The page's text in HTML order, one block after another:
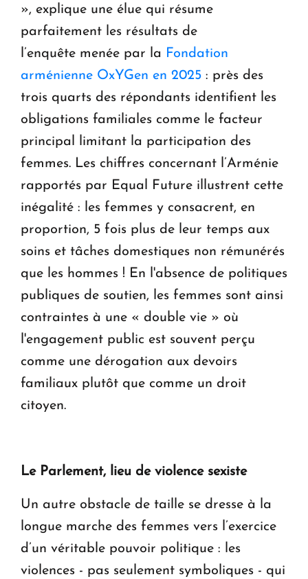
», explique une élue qui résume
parfaitement les résultats de
l’enquête menée par la Fondation
arménienne OxYGen en 2025 : près des
trois quarts des répondants identifient les
obligations familiales comme le facteur
principal limitant la participation des
femmes. Les chiffres concernant l’Arménie
rapportés par Equal Future illustrent cette
inégalité : les femmes y consacrent, en
proportion, 5 fois plus de leur temps aux
soins et tâches domestiques non rémunérés
que les hommes ! En l'absence de politiques
publiques de soutien, les femmes sont ainsi
contraintes à une « double vie » où
l'engagement public est souvent perçu
comme une dérogation aux devoirs
familiaux plutôt que comme un droit
citoyen.
Le Parlement, lieu de violence sexiste
Un autre obstacle de taille se dresse à la
longue marche des femmes vers l’exercice
d’un véritable pouvoir politique : les
violences - pas seulement symboliques - qui